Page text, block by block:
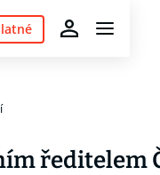
ředitelem